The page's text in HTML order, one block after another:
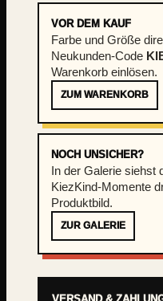
VOR DEM KAUF
Farbe und Größe
Neukunden-Code
Warenkorb einlösen.
ZUM WARENKORB
NOCH UNSICHER?
In der Galerie siehst
KiezKind-Momente
Produktbild.
ZUR GALERIE